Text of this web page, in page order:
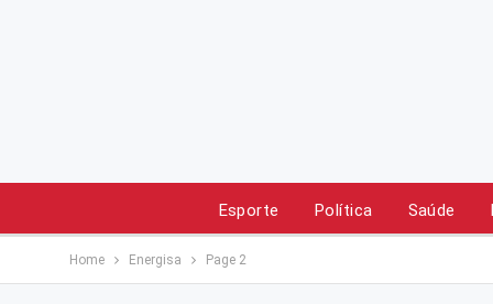
Esporte Política Saúde
Home Energisa Page 2